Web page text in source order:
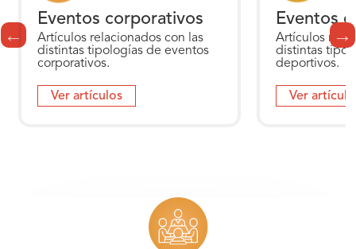
Eventos corporativos
Artículos relacionados con las
distintas tipologías de eventos
corporativos.
Ver artículos
Eventos
Artículos
distintas
deportivos.
Ver